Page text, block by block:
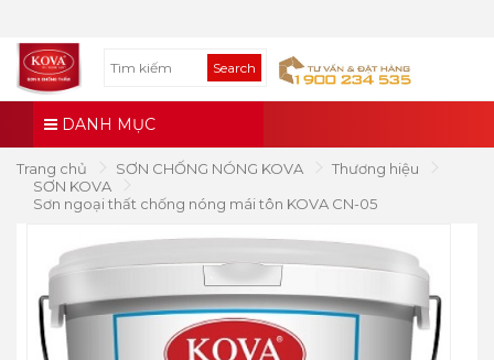
Search
DANH MỤC
Trang chủ SƠN CHỐNG NÓNG KOVA
Thương hiệu
SƠN KOVA
Sơn ngoại thất chống nóng mái tôn KOVA CN-05